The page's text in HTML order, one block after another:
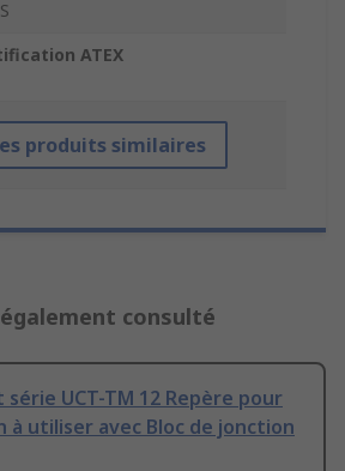
ATEX
produits similaires
consulté
UCT-TM 12 Repère pour
à utiliser avec Bloc de jonction